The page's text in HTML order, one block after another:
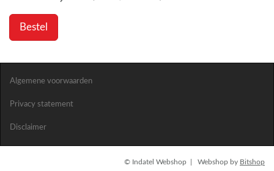
Bestel
Algemene voorwaarden
Privacy statement
Disclaimer
© Indatel Webshop | Webshop by Bitshop